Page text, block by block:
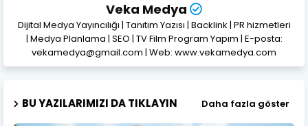
Veka Medya
Dijital Medya Yayıncılığı | Tanıtım Yazısı | Backlink | PR hizmetleri
| Medya Planlama | SEO | TV Film Program Yapım | E-posta:
vekamedya@gmail.com | Web: www.vekamedya.com
BU YAZILARIMIZI DA TIKLAYIN Daha fazla göster